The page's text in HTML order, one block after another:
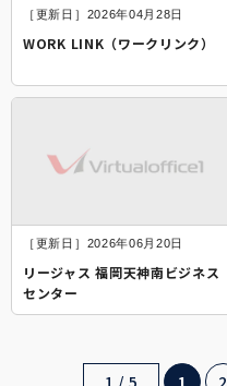
［更新日］2026年04月28日
WORK LINK（ワークリンク）
［更新日］2026年06月20日
リージャス 福岡天神南ビジネス
センター
1 / 5 1 2